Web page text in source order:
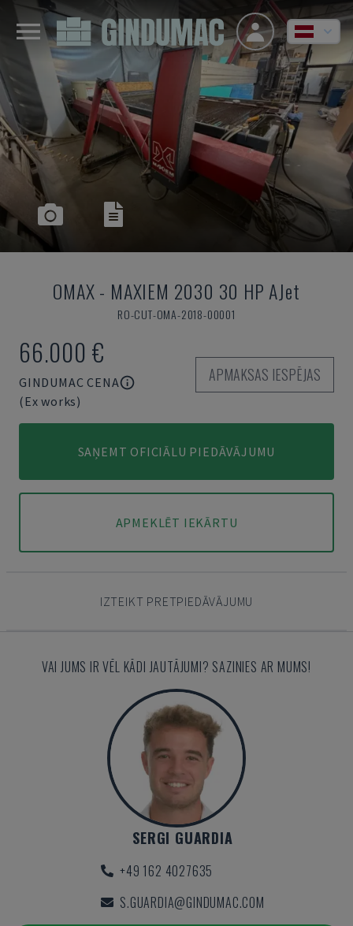
OMAX- MAXIEM 2030 30 HP AJet
RO-CUT-OMA-2018-00001
66.000 €
GINDUMAC CENA
(Ex works)
APMAKSAS IESPĒJAS
SAŅEMT OFICIĀLU PIEDĀVĀJUMU
APMEKLĒT IEKĀRTU
IZTEIKT PRETPIEDĀVĀJUMU
VAI JUMS IR VĒL KĀDI JAUTĀJUMI? SAZINIES AR MUMS!
SERGI GUARDIA
+49 162 4027635
S.GUARDIA@GINDUMAC.COM